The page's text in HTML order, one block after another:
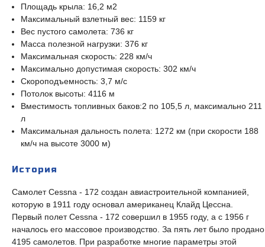
Площадь крыла: 16,2 м2
Максимальный взлетный вес: 1159 кг
Вес пустого самолета: 736 кг
Масса полезной нагрузки: 376 кг
Максимальная скорость: 228 км/ч
Максимально допустимая скорость: 302 км/ч
Скороподъемность: 3,7 м/с
Потолок высоты: 4116 м
Вместимость топливных баков:2 по 105,5 л, максимально 211
л
Максимальная дальность полета: 1272 км (при скорости 188
км/ч на высоте 3000 м)
История
Самолет Cessna - 172 создан авиастроительной компанией,
которую в 1911 году основал американец Клайд Цессна.
Первый полет Cessna - 172 совершил в 1955 году, а с 1956 г
началось его массовое производство. За пять лет было продано
4195 самолетов. При разработке многие параметры этой